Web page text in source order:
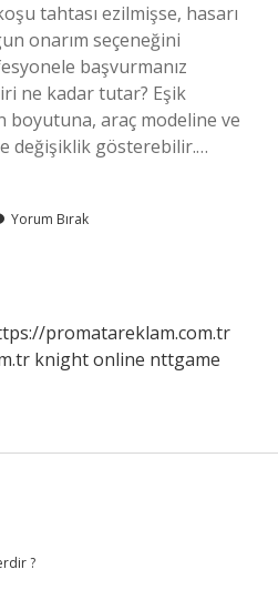
tahtası ezilmişse, hasarı
onarım seçeneğini
başvurmanız
ne kadar tutar? Eşik
boyutuna, araç modeline ve
değişiklik gösterebilir.…
Yorum Bırak
promatareklam.com.tr
knight online nttgame
?